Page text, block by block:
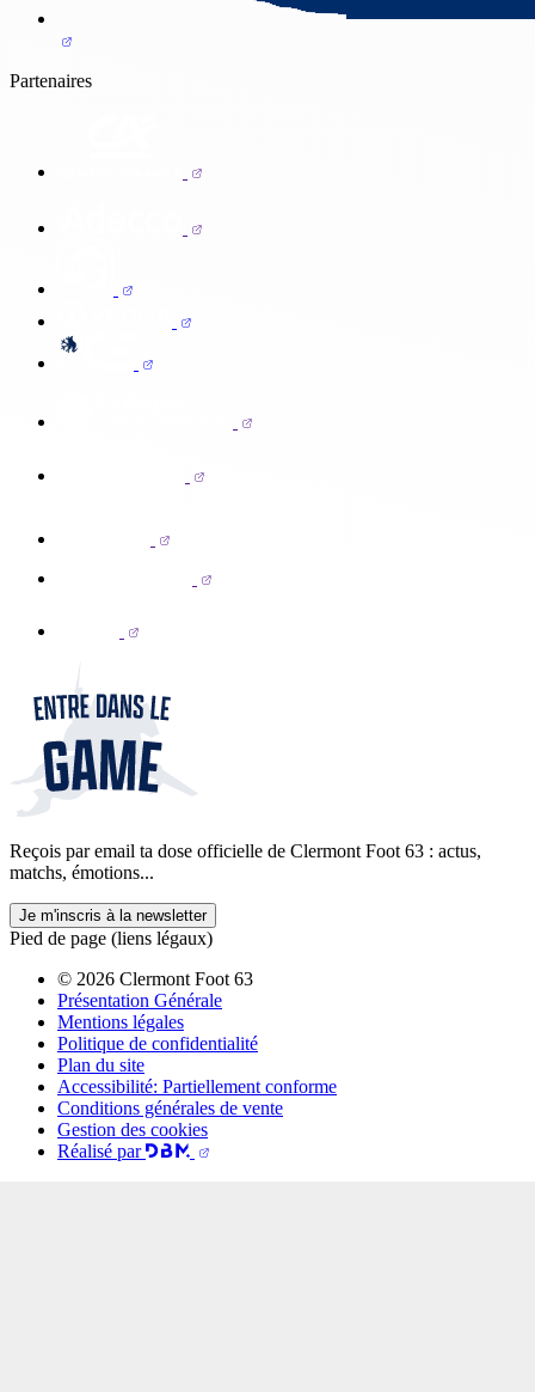
Partenaires
Reçois par email ta dose officielle de Clermont Foot 63 : actus,
matchs, émotions...
Je m'inscris à la newsletter
Pied de page (liens légaux)
© 2026 Clermont Foot 63
Présentation Générale
Mentions légales
Politique de confidentialité
Plan du site
Accessibilité: Partiellement conforme
Conditions générales de vente
Gestion des cookies
Réalisé par